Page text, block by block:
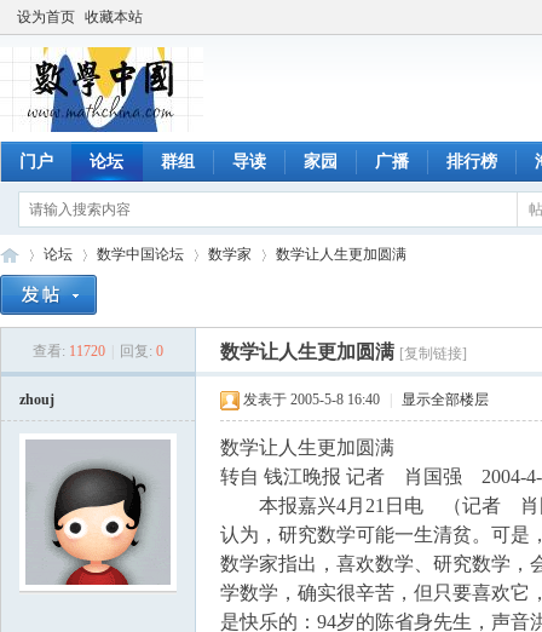
设为首页 收藏本站
门户 论坛 群组 导读 家园 广播 排行榜
论坛
›
数学中国论坛 数学家
›
数学让人生更加圆满
查看: 11720 回复: 0 数学让人生更加圆满 [复制链接]
zhouj 发表于 2005-5-8 16:40 显示全部楼层
数学让人生更加圆满
转自 钱江晚报 记者 肖国强 2004-
本报嘉兴4月21日电 （记者 肖国
认为，研究数学可能一生清贫。可是
数学家指出，喜欢数学、研究数学，
学数学，确实很辛苦，但只要喜欢它
是快乐的：94岁的陈省身先生，声